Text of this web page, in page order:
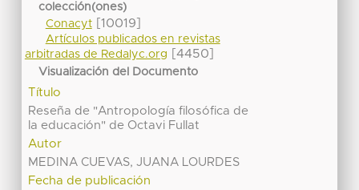
colección(ones)
Conacyt[10019]
Artículos publicados en revistas
arbitradas de Redalyc.org
[4450]
Visualización del Documento
Título
Reseña de "Antropología filosófica de
la educación" de Octavi Fullat
Autor
MEDINA CUEVAS, JUANA LOURDES
Fecha de publicación